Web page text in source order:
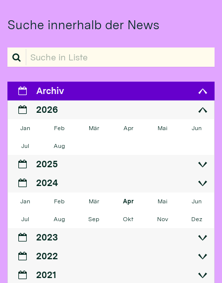
Suche innerhalb der News
Suche in Liste
Archiv
2026
Jan Feb Mär Apr Mai Jun
Jul Aug
2025
2024
Jan Feb Mär Apr Mai Jun
Jul Aug Sep Okt Nov Dez
2023
2022
2021